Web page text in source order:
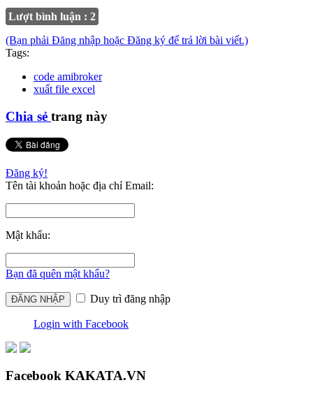
Lượt bình luận : 2
(Bạn phải Đăng nhập hoặc Đăng ký để trả lời bài viết.)
Tags:
code amibroker
xuất file excel
Chia sẻ trang này
Đăng ký!
Tên tài khoản hoặc địa chỉ Email:
Mật khẩu:
Bạn đã quên mật khẩu?
Duy trì đăng nhập
Login with Facebook
Facebook KAKATA.VN